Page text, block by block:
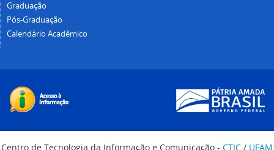
Graduação
Pós-Graduação
Calendário Acadêmico
Centro de Tecnologia da Informação e Comunicação - CTIC / UFAM